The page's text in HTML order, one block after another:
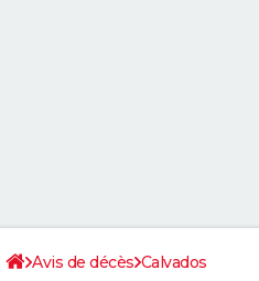
Avis de décès Calvados